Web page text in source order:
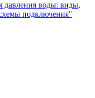
давления воды: виды,
подключения"